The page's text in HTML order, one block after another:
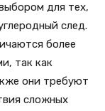
для тех,
след.
более
так как
они требуют
сложных